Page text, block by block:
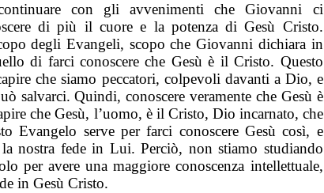
con gli avvenimenti che Giovanni ci
di più il cuore e la potenza di Gesù Cristo.
degli Evangeli, scopo che Giovanni dichiara in
di farci conoscere che Gesù è il Cristo. Questo
che siamo peccatori, colpevoli davanti a Dio, e
salvarci. Quindi, conoscere veramente che Gesù è
che Gesù, l’uomo, è il Cristo, Dio incarnato, che
Evangelo serve per farci conoscere Gesù così, e
nostra fede in Lui. Perciò, non stiamo studiando
per avere una maggiore conoscenza intellettuale,
in Gesù Cristo.